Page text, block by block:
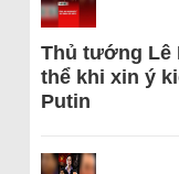
Thủ tướng Lê
thể khi xin ý
Putin